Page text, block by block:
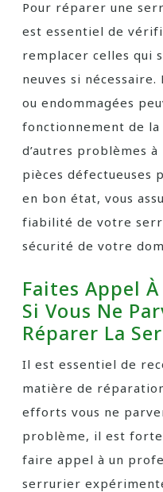
Pour réparer une
est essentiel de
remplacer celles qui
neuves si
ou endommagées
fonctionnement de
d’autres problèmes à
pièces défectueuses
en bon état, vous
fiabilité de votre
sécurité de votre
Faites Appel
Si Vous Ne
Réparer La
Il est essentiel de
matière de
efforts vous ne
problème, il est
faire appel à un
serrurier